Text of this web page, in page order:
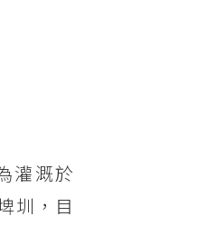
灌溉於
圳，目